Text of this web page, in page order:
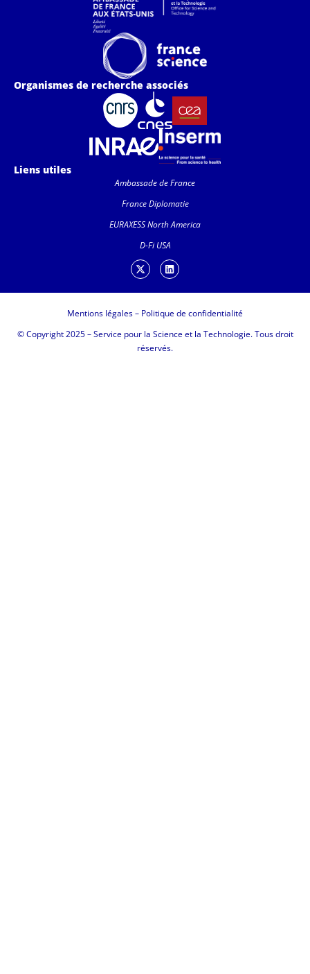
Organismes de recherche associés
Liens utiles
Ambassade de France
France Diplomatie
EURAXESS North America
D-Fi USA
Mentions légales– Politique de confidentialité
© Copyright 2025 – Service pour la Science et la Technologie. Tous droit
réservés.